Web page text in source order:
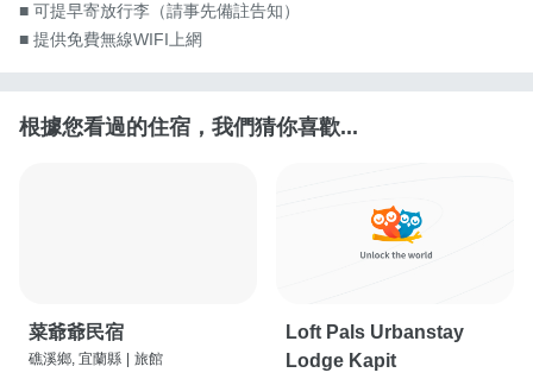
■ 可提早寄放行李（請事先備註告知）
■ 提供免費無線WIFI上網
根據您看過的住宿，我們猜你喜歡...
菜爺爺民宿
礁溪鄉, 宜蘭縣 | 旅館
Loft Pals Urbanstay
Lodge Kapit